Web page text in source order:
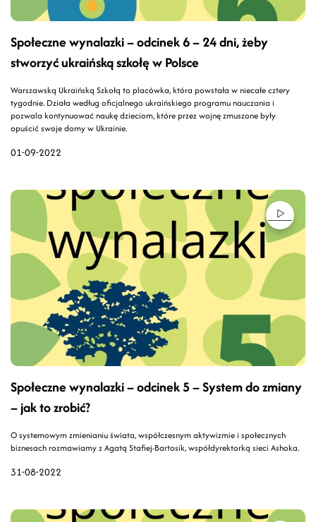
01-09-2022
Społeczne wynalazki – odcinek 6 – 24 dni, żeby
stworzyć ukraińską szkołę w Polsce
Warszawską Ukraińską Szkołą to placówka, która powstała w niecałe cztery
tygodnie. Działa według oficjalnego ukraińskiego programu nauczania i
pozwala kontynuować naukę dzieciom, które przez wojnę zmuszone były
opuścić swoje domy w Ukrainie.
31-08-2022
Społeczne wynalazki – odcinek 5 – System do zmiany
– jak to zrobić?
O systemowym zmienianiu świata, współczesnym aktywizmie i społecznych
biznesach rozmawiamy z Agatą Stafiej-Bartosik, współdyrektorką sieci Ashoka.